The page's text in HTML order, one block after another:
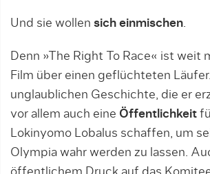
Und sie wollen sich einmischen
Denn »The Right To Race« ist weit
Film über einen geflüchteten
unglaublichen Geschichte, die er
vor allem auch eine Öffentlichkeit
Lokinyomo Lobalus schaffen, um
Olympia wahr werden zu lassen.